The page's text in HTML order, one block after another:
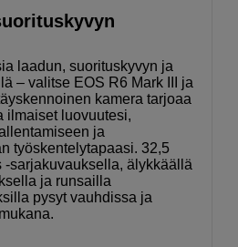
laadun, suorituskyvyn ja
– valitse EOS R6 Mark III ja
kamera tarjoaa
ilmaiset luovuutesi,
ja
työskentelytapaasi. 32,5
-sarjakuvauksella, älykkäällä
ja runsailla
pysyt vauhdissa ja